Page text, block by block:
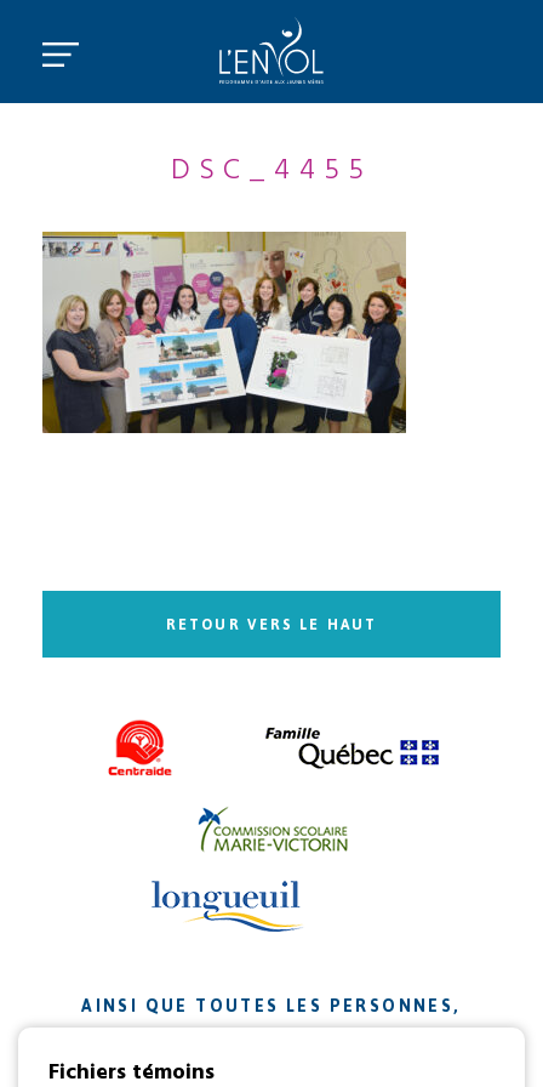
DSC_4455
RETOUR VERS LE HAUT
AINSI QUE TOUTES LES PERSONNES,
ORGANISMES ET ENTREPRISES QUI ONT
CONTRIBUÉ À NOTRE MISSION.
Fichiers témoins